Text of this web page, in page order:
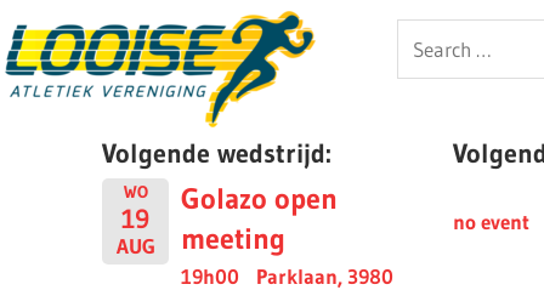
to
content
Looise
Search
for:
Volgende wedstrijd:
WO
19
AUG
Golazo open
meeting
19h00
Parklaan, 3980
no event